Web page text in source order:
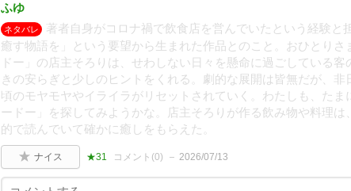
ふゆ
ネタバレ
著者自身がコロナ禍で飲食店を営んでいたという経験と
癒す物語を」という要望から生まれた作品とのこと。おひとりさ
ドー」の店主そろりは、せわしない日々を懸命に過ごしている客
きの安らぎと少しのヒントをくれる。劇的な展開は皆無だが、非
頃のモヤモヤやイライラがリセットされていく。わたしも、たま
ードー」を探してみようかな。店主そろりが作る飲み物や料理は
的で読んでいて確かに癒しをもらえた。
ナイス ★31 コメント(0) 2026/07/13